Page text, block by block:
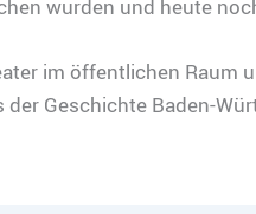
wurden und heute
im öffentlichen Raum
Geschichte Baden-